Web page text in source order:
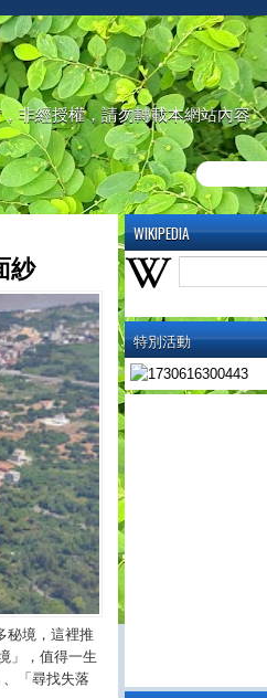
非經授權，請勿轉載本網站內容
WIKIPEDIA
特別活動
紗
秘境，這裡推
」，值得一生
「尋找失落